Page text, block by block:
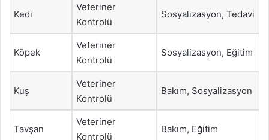
Kedi
Veteriner
Kontrolü
Sosyalizasyon, Tedavi
Köpek
Veteriner
Kontrolü
Sosyalizasyon, Eğitim
Kuș
Veteriner
Kontrolü
Bakım, Sosyalizasyon
Tavşan
Veteriner
Kontrolü
Bakım, Eğitim